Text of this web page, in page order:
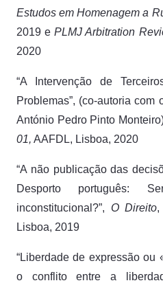
Estudos em Homenagem a
2019 ePLMJ Arbitration
2020
“A Intervenção de
Problemas”, (co-autoria com
António Pedro Pinto
01, AAFDL, Lisboa, 2020
“A não publicação das
Desporto português:
inconstitucional?”, O Direito,
Lisboa, 2019
“Liberdade de expressão ou
o conflito entre a